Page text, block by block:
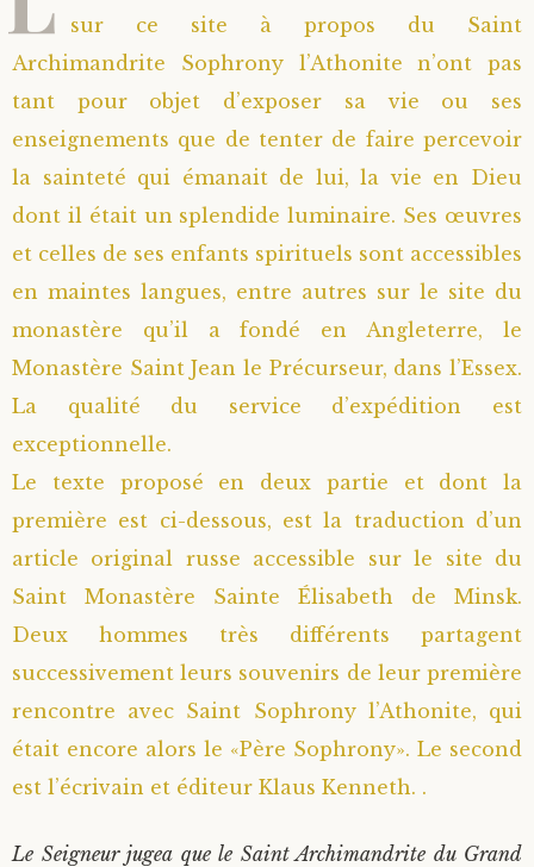
sur ce site à propos du Saint
Archimandrite Sophrony l’Athonite n’ont pas
tant pour objet d’exposer sa vie ou ses
enseignements que de tenter de faire percevoir
la sainteté qui émanait de lui, la vie en Dieu
dont il était un splendide luminaire. Ses œuvres
et celles de ses enfants spirituels sont accessibles
en maintes langues, entre autres sur le site du
monastère qu’il a fondé en Angleterre, le
Monastère Saint Jean le Précurseur, dans l’Essex.
La qualité du service d’expédition est
exceptionnelle.
Le texte proposé en deux partie et dont la
première est ci-dessous, est la traduction d’un
article original russe accessible sur le site du
Saint Monastère Sainte Élisabeth de Minsk.
Deux hommes très différents partagent
successivement leurs souvenirs de leur première
rencontre avec Saint Sophrony l’Athonite, qui
était encore alors le «Père Sophrony». Le second
est l’écrivain et éditeur Klaus Kenneth. .
Le Seigneur jugea que le Saint Archimandrite du Grand